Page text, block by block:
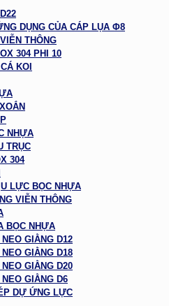
DỤNG CỦA CÁP LỤA Φ8
THÔNG
304 PHI 10
KOI
NHỰA
TRỤC
304
LỰC BỌC NHỰA
VIỄN THÔNG
BỌC NHỰA
GIẰNG D12
GIẰNG D18
GIẰNG D20
GIẰNG D6
DỰ ỨNG LỰC